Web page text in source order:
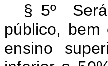
§ 5º Será
público,
ensino